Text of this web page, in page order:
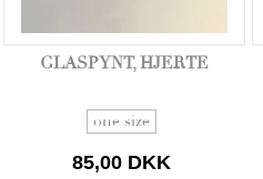
GLASPYNT, HJERTE
one size
85,00 DKK